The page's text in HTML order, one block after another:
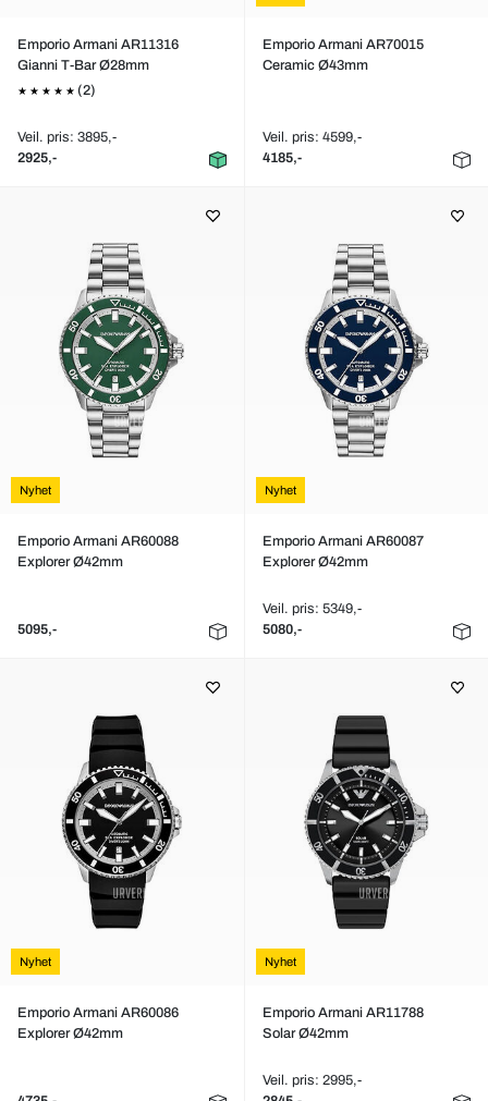
Emporio Armani AR11316
Gianni T-Bar Ø28mm
(2)
Veil. pris: 3895,-
2925,-
Emporio Armani AR70015
Ceramic Ø43mm
Veil. pris: 4599,-
4185,-
Nyhet
Emporio Armani AR60088
Explorer Ø42mm
5095,-
Nyhet
Emporio Armani AR60087
Explorer Ø42mm
Veil. pris: 5349,-
5080,-
Nyhet
Emporio Armani AR60086
Explorer Ø42mm
Nyhet
Emporio Armani AR11788
Solar Ø42mm
Veil. pris: 2995,-